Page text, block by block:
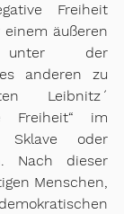
Freiheit
äußeren
der
anderen zu
Leibnitz´
Freiheit“ im
Sklave oder
Nach dieser
Menschen,